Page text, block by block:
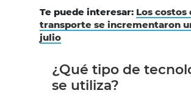
Te puede interesar: Los costos
transporte se incrementaron
julio
¿Qué tipo de
se utiliza?